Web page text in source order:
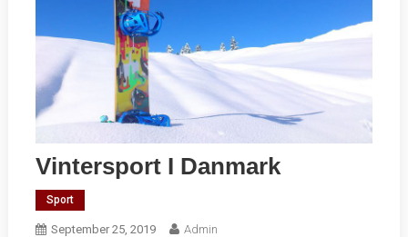
Vintersport I Danmark
Sport
September 25, 2019 Admin